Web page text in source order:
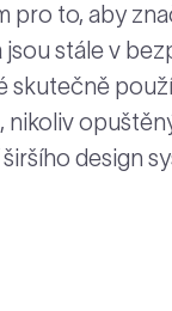
to, aby
stále v
skutečně
design